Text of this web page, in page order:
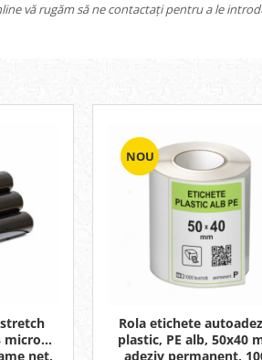
vă rugăm să ne contactați pentru a le
net,
NOU
Rola etichete
plastic, PE alb, 50x40
adeziv permanent,